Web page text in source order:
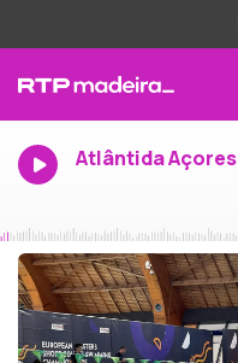
Atlântida Açores